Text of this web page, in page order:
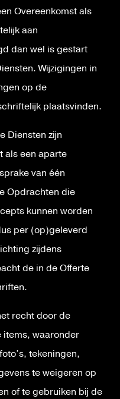
Overeenkomst als
aan
dan wel is gestart
Wijzigingen in
op de
plaatsvinden.
Diensten zijn
als een aparte
van één
Opdrachten die
kunnen worden
per (op)geleverd
zijdens
de in de Offerte
recht door de
waaronder
tekeningen,
te weigeren op
of te gebruiken bij de